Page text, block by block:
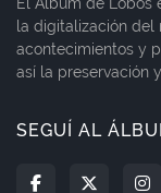
la digitalización
acontecimientos y
así la preservación
SEGUÍ AL